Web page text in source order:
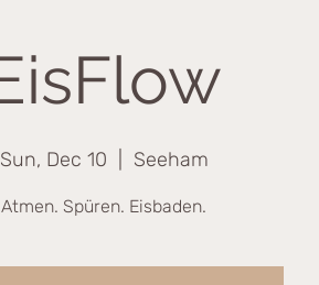
Sun, Dec 10 Seeham
Atmen. Spüren. Eisbaden.